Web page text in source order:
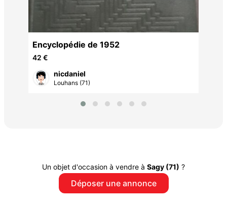
Encyclopédie de 1952
42 €
nicdaniel
Louhans (71)
Un objet d'occasion à vendre à Sagy (71) ?
Déposer une annonce